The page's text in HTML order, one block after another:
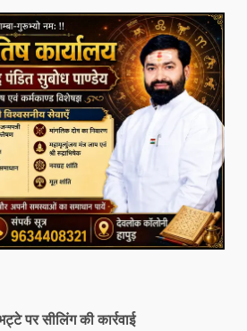
पर सीलिंग की कार्रवाई